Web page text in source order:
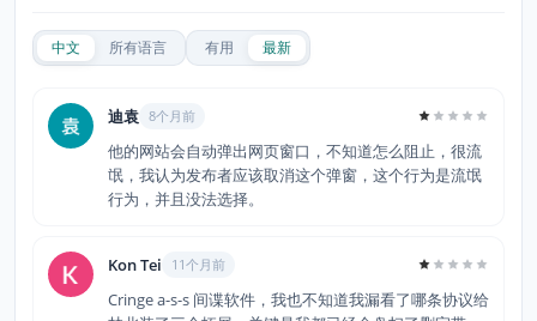
中文 所有语言 有用 最新
迪袁 8个月前
他的网站会自动弹出网页窗口，不知道怎么阻止，很流
氓，我认为发布者应该取消这个弹窗，这个行为是流氓
行为，并且没法选择。
Kon Tei 11个月前
Cringe a-s-s 间谍软件，我也不知道我漏看了哪条协议给